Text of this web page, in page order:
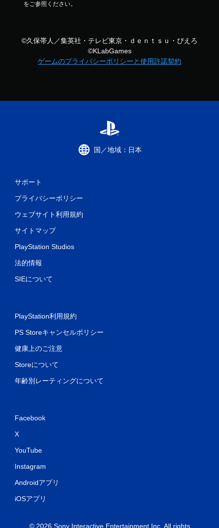
をご参照ください。
©久保帯人／集英社・テレビ東京・ｄｅｎｔｓｕ・ぴえろ
©KLabGames
ゲームのプライバシーポリシーと使用許諾契約
国／地域：日本
サポート
プライバシーポリシー
ウェブサイト利用規約
サイトマップ
PlayStation Studios
法的情報
SIEについて
PlayStation利用規約
PS Storeキャンセルポリシー
健康上のご注意
Storeについて
年齢別レーティングについて
Facebook
X
YouTube
Instagram
Androidアプリ
iOSアプリ
© 2026 Sony Interactive Entertainment Inc. All rights